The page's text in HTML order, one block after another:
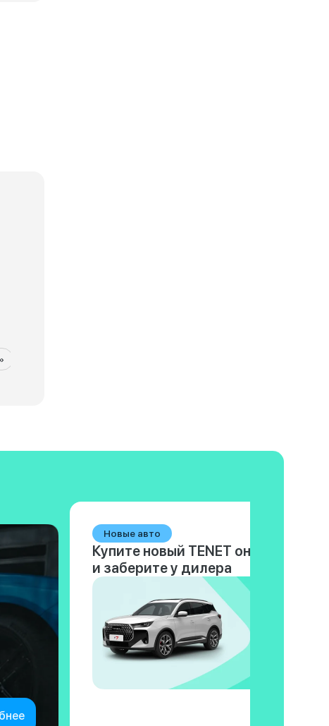
Новые авто
Купите новый TENET онлайн
и заберите у дилера